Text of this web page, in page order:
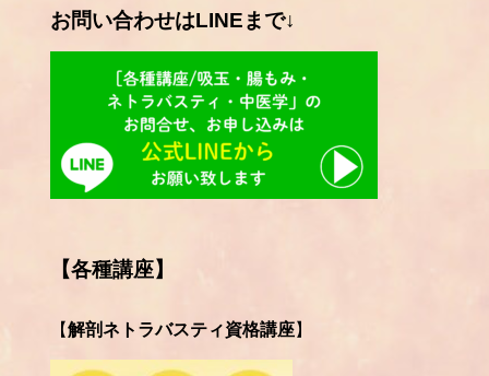
お問い合わせはLINEまで↓
【各種講座】
【解剖ネトラバスティ資格講座】